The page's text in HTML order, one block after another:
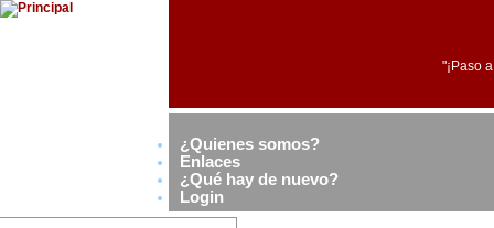
"¡Paso
¿Quienes somos?
Enlaces
¿Qué hay de nuevo?
Login